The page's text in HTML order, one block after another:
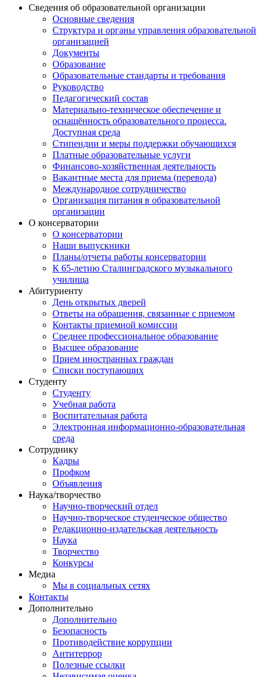
Сведения об образовательной организации
Основные сведения
Структура и органы управления образовательной
организацией
Документы
Образование
Образовательные стандарты и требования
Руководство
Педагогический состав
Материально-техническое обеспечение и
оснащённость образовательного процесса.
Доступная среда
Стипендии и меры поддержки обучающихся
Платные образовательные услуги
Финансово-хозяйственная деятельность
Вакантные места для приема (перевода)
Международное сотрудничество
Организация питания в образовательной
организации
О консерватории
О консерватории
Наши выпускники
Планы/отчеты работы консерватории
К 65-летию Сталинградского музыкального
училища
Абитуриенту
День открытых дверей
Ответы на обращения, связанные с приемом
Контакты приемной комиссии
Среднее профессиональное образование
Высшее образование
Прием иностранных граждан
Списки поступающих
Студенту
Студенту
Учебная работа
Воспитательная работа
Электронная информационно-образовательная
среда
Сотруднику
Кадры
Профком
Объявления
Наука/творчество
Научно-творческий отдел
Научно-творческое студенческое общество
Редакционно-издательская деятельность
Наука
Творчество
Конкурсы
Медиа
Мы в социальных сетях
Контакты
Дополнительно
Дополнительно
Безопасность
Противодействие коррупции
Антитеррор
Полезные ссылки